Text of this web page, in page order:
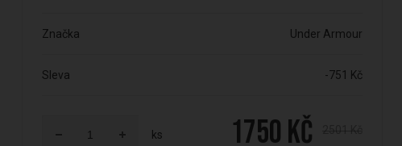
Značka Under Armour
Sleva -751 Kč
ks 1750 Kč 2501 Kč